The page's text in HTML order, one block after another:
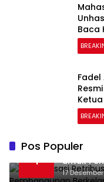
Baca
Jambi
Pos Populer
1
untuk
17